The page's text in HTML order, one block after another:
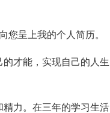
您呈上我的个人简历。
才能，实现自己的人生
力。在三年的学习生活